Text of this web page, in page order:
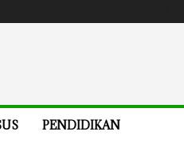
PENDIDIKAN